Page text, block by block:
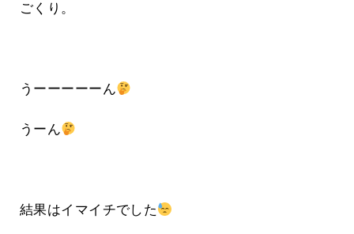
ごくり。
うーーーーーん
うーん
結果はイマイチでした